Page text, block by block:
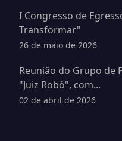
I Congresso de
Transformar"
26 de maio de 2026
Reunião do Grupo de
"Juiz Robô", com...
02 de abril de 2026